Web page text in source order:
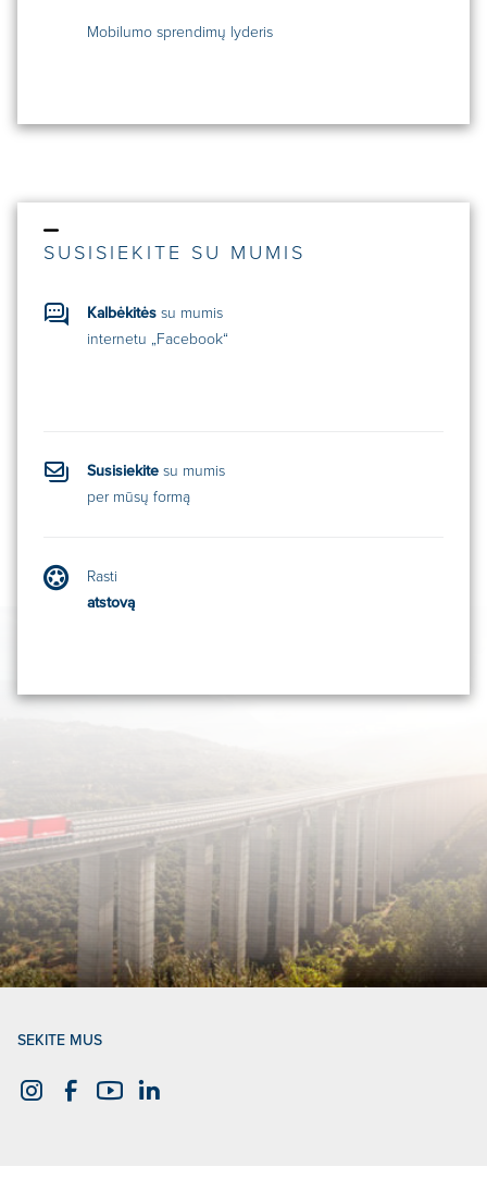
Mobilumo sprendimų lyderis
SUSISIEKITE SU MUMIS
Kalbėkitės su mumis
internetu „Facebook“
Susisiekite su mumis
per mūsų formą
Rasti
atstovą
SEKITE MUS